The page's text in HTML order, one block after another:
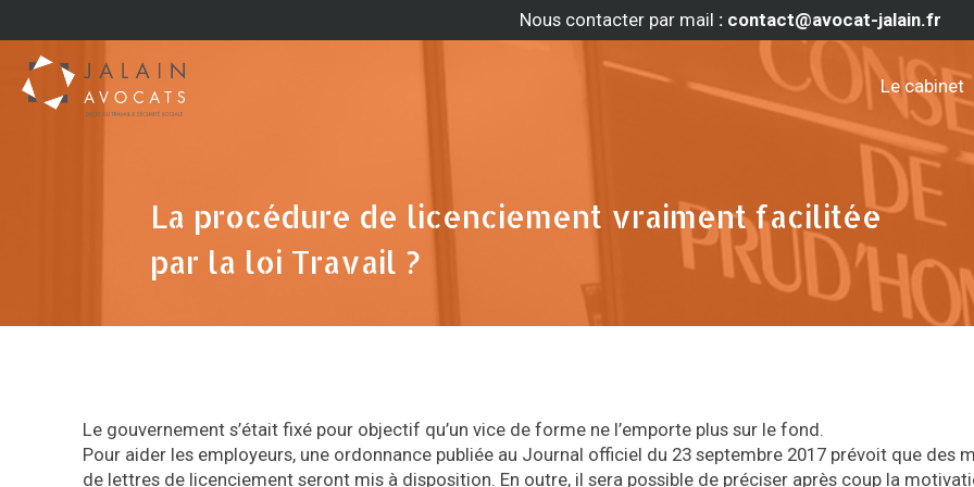
Nous contacter par mail : contact@avocat-jalain.fr
Le cabinet
La procédure de licenciement vraiment facilitée
par la loi Travail ?
Le gouvernement s’était fixé pour objectif qu’un vice de forme ne l’emporte plus sur le fond.
Pour aider les employeurs, une ordonnance publiée au Journal officiel du 23 septembre 2017 prévoit que des
de lettres de licenciement seront mis à disposition. En outre, il sera possible de préciser après coup la